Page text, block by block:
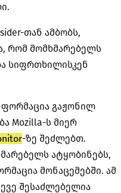
თან ამბობს,
რომ მომხმარებელს
სიფრთხილისკენ
გაჟონილ
Mozilla-ს მიერ
-ზე შეძლებთ.
ატყობინებს,
მონაცემებში. ამ
შესაძლებელია